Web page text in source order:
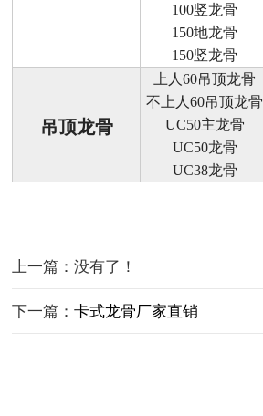
100竖龙骨
150地龙骨
150竖龙骨
吊顶龙骨
上人60吊顶龙骨
不上人60吊顶龙骨
UC50主龙骨
UC50龙骨
UC38龙骨
上一篇：没有了！
下一篇：卡式龙骨厂家直销